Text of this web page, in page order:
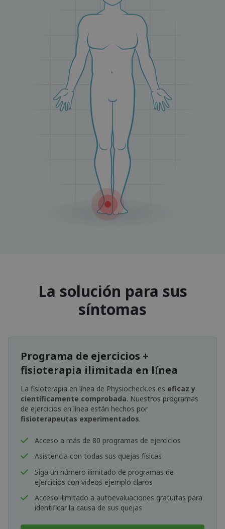
La solución para sus
síntomas
Programa de ejercicios +
fisioterapia ilimitada en línea
La fisioterapia en línea de Physiocheck.es es eficaz y
científicamente comprobada. Nuestros programas
de ejercicios en línea están hechos por
fisioterapeutas experimentados.
Acceso a más de 80 programas de ejercicios
Asistencia con todas sus quejas físicas
Siga un número ilimitado de programas de
ejercicios con vídeos ejemplo claros
Acceso ilimitado a autoevaluaciones gratuitas para
identificar la causa de sus quejas